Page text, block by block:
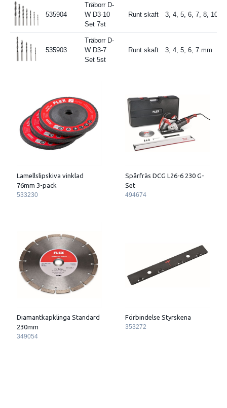
535904
Träborr D-
W D3-10
Set 7st
Runt skaft 3, 4, 5, 6, 7, 8, 10
535903
Träborr D-
W D3-7
Set 5st
Runt skaft 3, 4, 5, 6, 7 mm
Lamellslipskiva vinklad
76mm 3-pack
533230
Spårfräs DCG L26-6 230 G-
Set
494674
Diamantkapklinga Standard
230mm
349054
Förbindelse Styrskena
353272